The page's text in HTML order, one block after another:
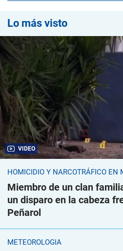
Lo más visto
VIDEO
HOMICIDIO Y NARCOTRÁFICO EN
Miembro de un clan
un disparo en la cabeza
Peñarol
METEOROLOGÍA